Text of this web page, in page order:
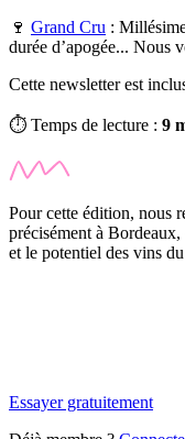
🍷 Grand Cru :
durée d’apogée... Nous
Cette newsletter est
⏱️ Temps de lecture : 9
Pour cette édition, nous
précisément à
et le potentiel des vins
Essayer gratuitement